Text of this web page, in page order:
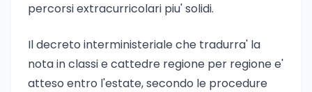
percorsi extracurricolari piu' solidi.
Il decreto interministeriale che tradurra' la
nota in classi e cattedre regione per regione e'
atteso entro l'estate, secondo le procedure